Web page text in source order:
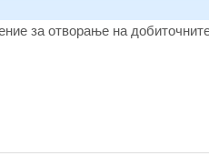
за отворање на